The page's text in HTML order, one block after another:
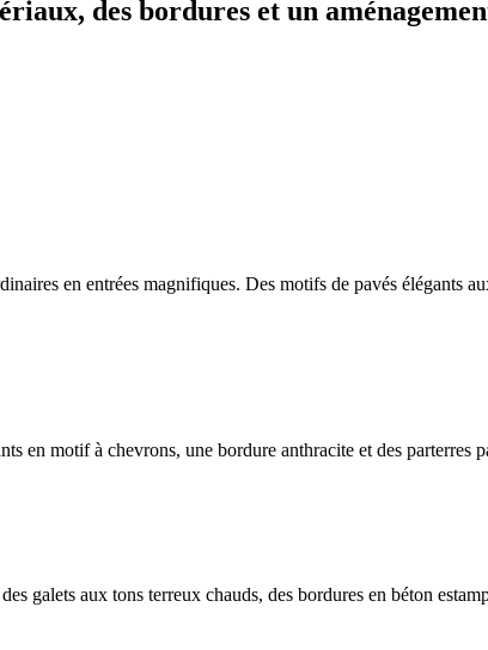
des bordures et un
en entrées magnifiques. Des motifs de pavés élégants
en motif à chevrons, une bordure anthracite et des parterres
galets aux tons terreux chauds, des bordures en béton